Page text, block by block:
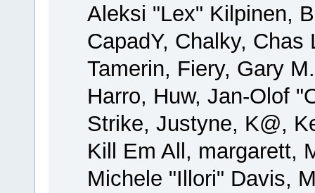
Aleksi "Lex" Kilpinen,
CapadY, Chalky,
Tamerin, Fiery, Gary
Harro, Huw, Jan-Olof
Strike, Justyne, K@,
Kill Em All, margarett,
Michele "Illori" Davis,